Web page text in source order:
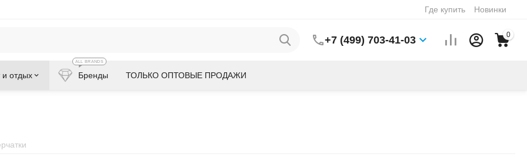
Где купить Новинки
+7 (499) 703-41-03 0
и отдых Бренды
ALL BRANDS
ТОЛЬКО ОПТОВЫЕ ПРОДАЖИ